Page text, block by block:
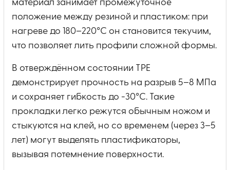
материал занимает промежуточное
положение между резиной и пластиком: при
нагреве до 180–220°C он становится текучим,
что позволяет лить профили сложной формы.
В отверждённом состоянии TPE
демонстрирует прочность на разрыв 5–8 МПа
и сохраняет гибкость до -30°C. Такие
прокладки легко режутся обычным ножом и
стыкуются на клей, но со временем (через 3–5
лет) могут выделять пластификаторы,
вызывая потемнение поверхности.